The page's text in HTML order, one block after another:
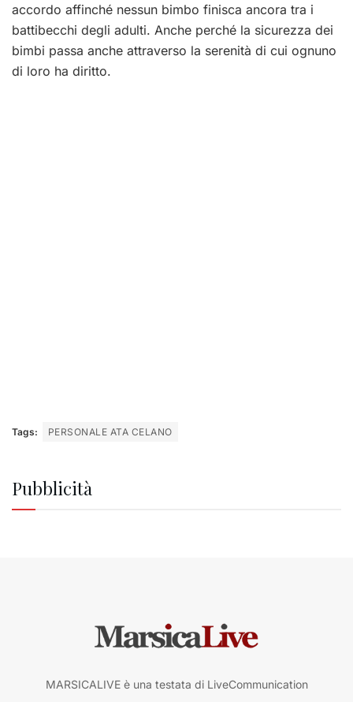
accordo affinché nessun bimbo finisca ancora tra i
battibecchi degli adulti. Anche perché la sicurezza dei
bimbi passa anche attraverso la serenità di cui ognuno
di loro ha diritto.
Tags: PERSONALE ATA CELANO
Pubblicità
MARSICALIVE è una testata di LiveCommunication